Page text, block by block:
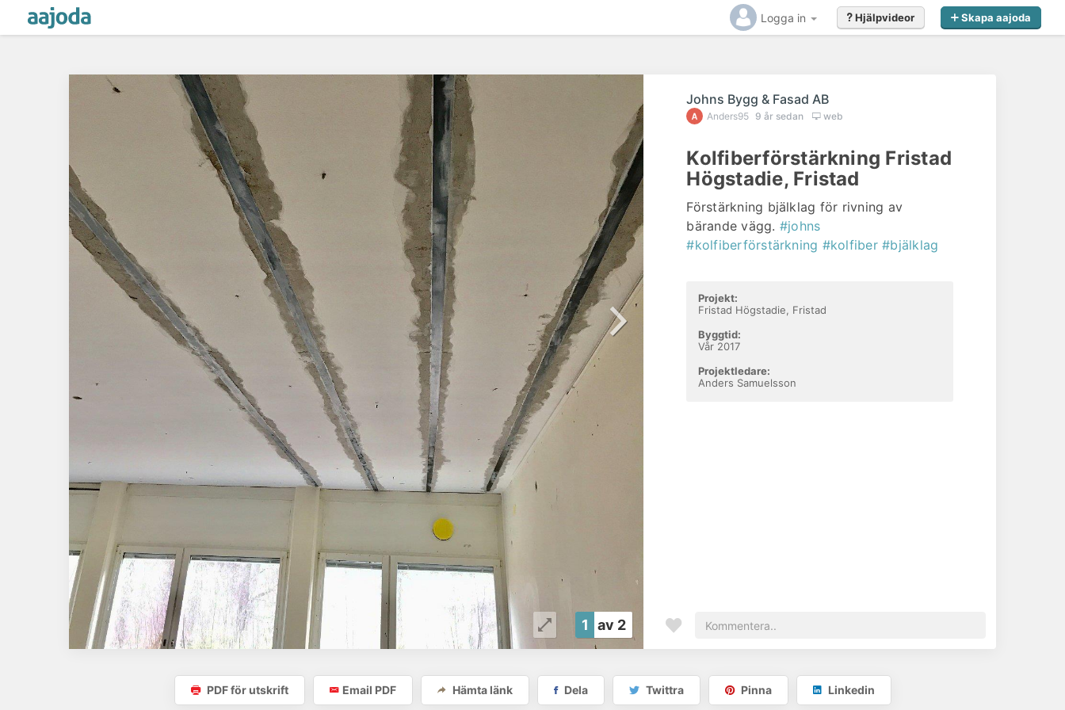
Logga in Skapa aajoda
Hjälpvideor
1 av 2
Johns Bygg & Fasad AB
Anders95 9 år sedan web
Kolfiberförstärkning Fristad
Högstadie, Fristad
Förstärkning bjälklag för rivning av
bärande vägg. #johns
#kolfiberförstärkning #kolfiber #bjälklag
Projekt:
Fristad Högstadie, Fristad
Byggtid:
Vår 2017
Projektledare:
Anders Samuelsson
PDF för utskrift Email PDF Hämta länk Dela Twittra Pinna Linkedin